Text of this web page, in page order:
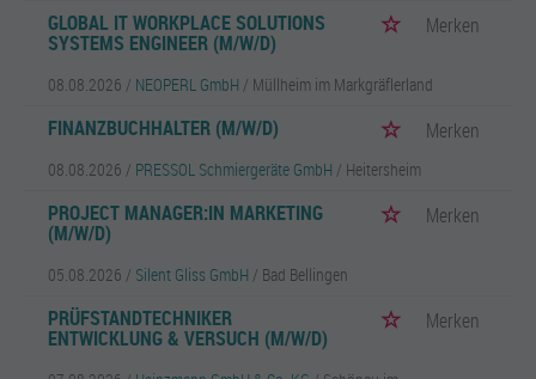
GLOBAL IT WORKPLACE SOLUTIONS
SYSTEMS ENGINEER (M/W/D)
Merken
08.08.2026 / NEOPERL GmbH / Müllheim im Markgräflerland
FINANZBUCHHALTER (M/W/D) Merken
08.08.2026 / PRESSOL Schmiergeräte GmbH / Heitersheim
PROJECT MANAGER:IN MARKETING
(M/W/D)
Merken
05.08.2026 / Silent Gliss GmbH / Bad Bellingen
PRÜFSTANDTECHNIKER
ENTWICKLUNG & VERSUCH (M/W/D)
Merken